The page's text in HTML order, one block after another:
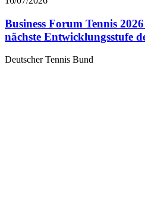
Business Forum Tennis
nächste Entwicklungsstufe
Deutscher Tennis Bund